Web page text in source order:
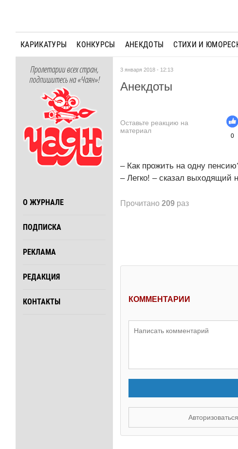
КАРИКАТУРЫ КОНКУРСЫ АНЕКДОТЫ СТИХИ И
Пролетарии всех стран,
подпишитесь на «Чаян»!
О ЖУРНАЛЕ
ПОДПИСКА
РЕКЛАМА
РЕДАКЦИЯ
КОНТАКТЫ
3 января 2018 - 12:13
Анекдоты
Оставьте реакцию на
материал
0
– Как прожить на одну
– Легко! – сказал выходящий
Прочитано 209 раз
КОММЕНТАРИИ
Авторизоваться